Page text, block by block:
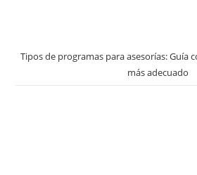
Tipos de programas para asesorías: Guía
más adecuado